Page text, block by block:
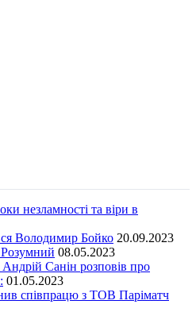
незламності та віри в
Володимир Бойко 20.09.2023
08.05.2023
Санін розповів про
01.05.2023
співпрацю з ТОВ Паріматч